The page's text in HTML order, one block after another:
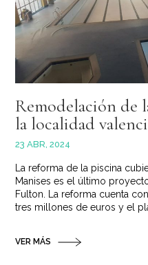
Remodelación de
la localidad
23 ABR, 2024
La reforma de la piscina
Manises es el último
Fulton. La reforma cuenta
tres millones de euros y el
VER MÁS